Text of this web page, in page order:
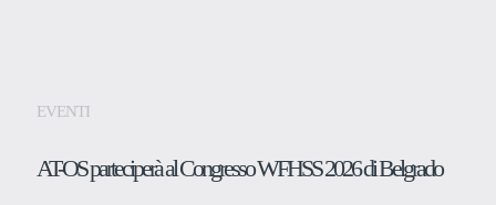
EVENTI
AT-OS parteciperà al Congresso WFHSS 2026 di Belgrado